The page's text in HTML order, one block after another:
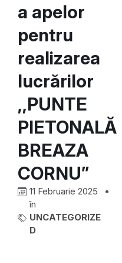
a apelor
pentru
realizarea
lucrărilor
,,PUNTE
PIETONALĂ
BREAZA
CORNU”
11 Februarie 2025
în
UNCATEGORIZE
D